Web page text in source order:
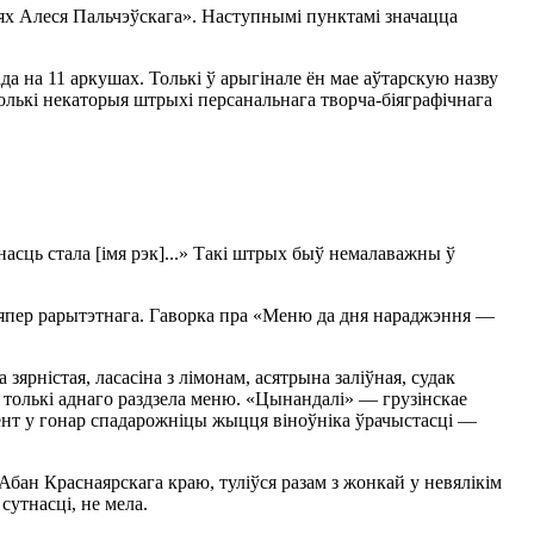
Пальчэўскага». Наступнымі пунктамі значацца
на 11 аркушах. Толькі ў арыгінале ён мае аўтарскую назву
некаторыя штрыхі персанальнага творча-біяграфічнага
стала [імя рэк]...» Такі штрых быў немалаважны ў
рарытэтнага. Гаворка пра «Меню да дня нараджэння —
ласасіна з лімонам, асятрына заліўная, судак
аднаго раздзела меню. «Цынандалі» — грузінскае
у гонар спадарожніцы жыцця віноўніка ўрачыстасці —
Краснаярскага краю, туліўся разам з жонкай у невялікім
не мела.